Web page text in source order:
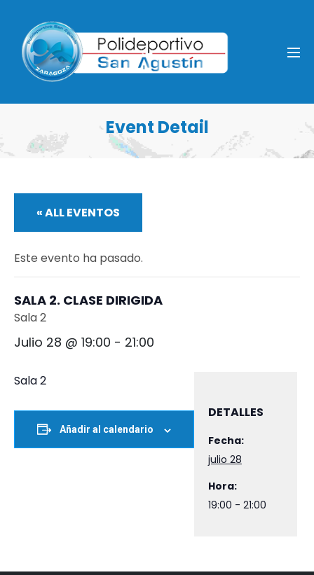
Event Detail
« ALL EVENTOS
Este evento ha pasado.
SALA 2. CLASE DIRIGIDA
Sala 2
Julio 28 @ 19:00 - 21:00
Sala 2
Añadir al calendario
DETALLES
Fecha:
julio 28
Hora:
19:00 - 21:00